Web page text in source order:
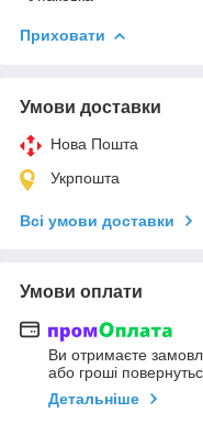
Приховати
Умови доставки
Нова Пошта
Укрпошта
Всі умови доставки
Умови оплати
Ви отримаєте
або гроші
Детальніше